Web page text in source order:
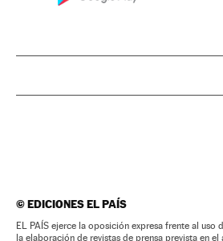
©EDICIONES EL PAÍS
EL PAÍS ejerce la oposición expresa frente al uso
la elaboración de revistas de prensa prevista en